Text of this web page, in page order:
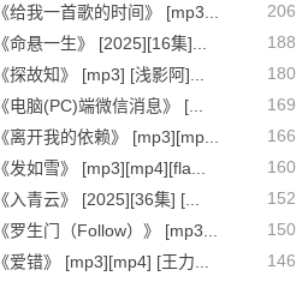
206
《给我一首歌的时间》 [mp3...
188
《命悬一生》 [2025][16集]...
180
《探故知》 [mp3] [浅影阿]...
169
《电脑(PC)端微信消息》 [...
166
《离开我的依赖》 [mp3][mp...
160
《发如雪》 [mp3][mp4][fla...
152
《入青云》 [2025][36集] [...
150
《罗生门（Follow）》 [mp3...
146
《爱错》 [mp3][mp4] [王力...